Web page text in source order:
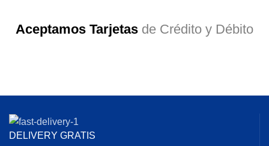
Aceptamos Tarjetas de Crédito y Débito
DELIVERY GRATIS